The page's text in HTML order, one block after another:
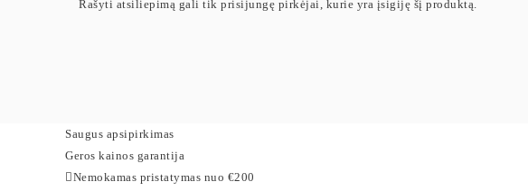
Rašyti atsiliepimą gali tik prisijungę pirkėjai, kurie yra įsigiję šį produktą.
Saugus apsipirkimas
Geros kainos garantija
Nemokamas pristatymas nuo €200